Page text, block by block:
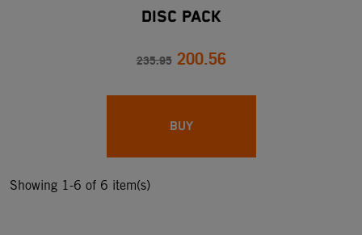
Disc Pack
235.95 200.56
BUY
Showing 1-6 of 6 item(s)